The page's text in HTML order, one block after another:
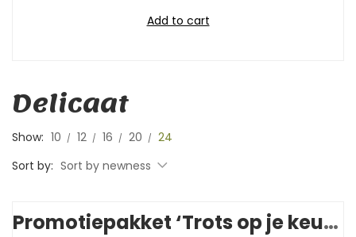
Add to cart
Delicaat
Show: 10 12 16 20
24
Sort by: Sort by newness
Promotiepakket ‘Trots op je keurmerk’